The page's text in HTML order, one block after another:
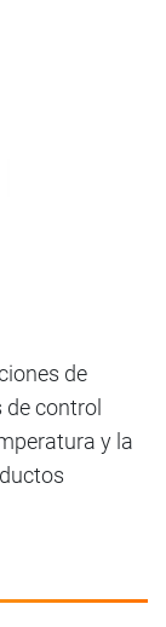
de
control
y la